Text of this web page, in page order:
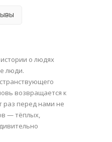
о людях
люди.
возвращается к
раз перед нами не
— тёплых,